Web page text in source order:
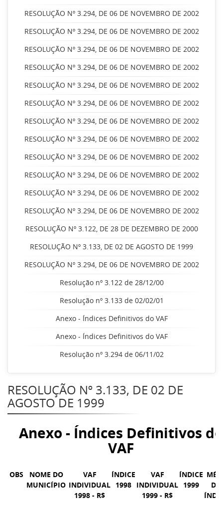
RESOLUÇÃO Nº 3.294, DE 06 DE NOVEMBRO DE 2002
RESOLUÇÃO Nº 3.294, DE 06 DE NOVEMBRO DE 2002
RESOLUÇÃO Nº 3.294, DE 06 DE NOVEMBRO DE 2002
RESOLUÇÃO Nº 3.294, DE 06 DE NOVEMBRO DE 2002
RESOLUÇÃO Nº 3.294, DE 06 DE NOVEMBRO DE 2002
RESOLUÇÃO Nº 3.294, DE 06 DE NOVEMBRO DE 2002
RESOLUÇÃO Nº 3.294, DE 06 DE NOVEMBRO DE 2002
RESOLUÇÃO Nº 3.294, DE 06 DE NOVEMBRO DE 2002
RESOLUÇÃO Nº 3.294, DE 06 DE NOVEMBRO DE 2002
RESOLUÇÃO Nº 3.294, DE 06 DE NOVEMBRO DE 2002
RESOLUÇÃO Nº 3.294, DE 06 DE NOVEMBRO DE 2002
RESOLUÇÃO Nº 3.294, DE 06 DE NOVEMBRO DE 2002
RESOLUÇÃO Nº 3.122, DE 28 DE DEZEMBRO DE 2000
RESOLUÇÃO Nº 3.133, DE 02 DE AGOSTO DE 1999
RESOLUÇÃO Nº 3.294, DE 06 DE NOVEMBRO DE 2002
Resolução nº 3.122 de 28/12/00
Resolução nº 3.133 de 02/02/01
Anexo - Índices Definitivos do VAF
Anexo - Índices Definitivos do VAF
Resolução nº 3.294 de 06/11/02
RESOLUÇÃO Nº 3.133, DE 02 DE
AGOSTO DE 1999
Anexo - Índices Definitivos do
VAF
OBS
NOME DO
MUNICÍPIO
VAF
INDIVIDUAL
1998 - R$
ÍNDICE
1998
VAF
INDIVIDUAL
1999 - R$
ÍNDICE
1999